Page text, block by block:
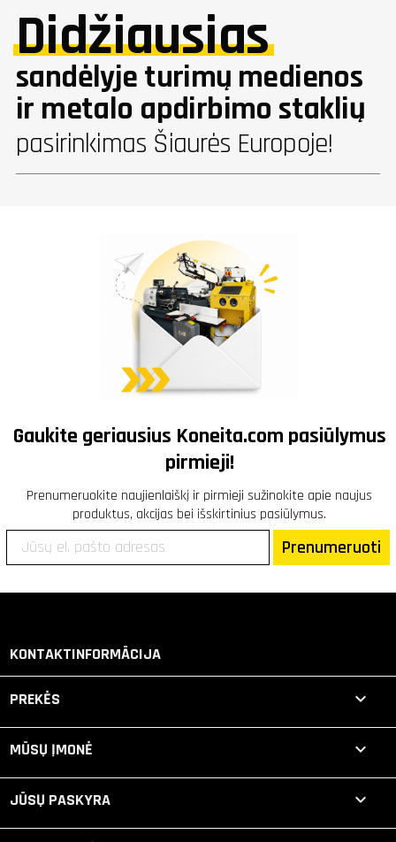
Didžiausias
sandėlyje turimų medienos
ir metalo apdirbimo staklių
pasirinkimas Šiaurės Europoje!
Gaukite geriausius Koneita.com pasiūlymus
pirmieji!
Prenumeruokite naujienlaiškį ir pirmieji sužinokite apie naujus
produktus, akcijas bei išskirtinius pasiūlymus.
Prenumeruoti
KONTAKTINFORMĀCIJA
PREKĖS 
MŪSŲ ĮMONĖ 
JŪSŲ PASKYRA 